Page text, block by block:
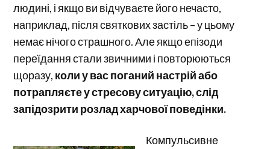
людині, і якщо ви відчуваєте його нечасто,
наприклад, після святкових застіль – у цьому
немає нічого страшного. Але якщо епізоди
переїдання стали звичними і повторюються
щоразу, колиу васпоганий настрій або
потрапляєте у стресову ситуацію,слід
запідозрити розлад харчової поведінки.
Компульсивне